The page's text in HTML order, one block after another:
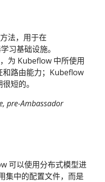
法，用于在
习基础设施。
为 Kubeflow 中所使用
和路由能力；Kubeflow
短的。
pre-Ambassador
可以使用分布式模型进
集中的配置文件，而是